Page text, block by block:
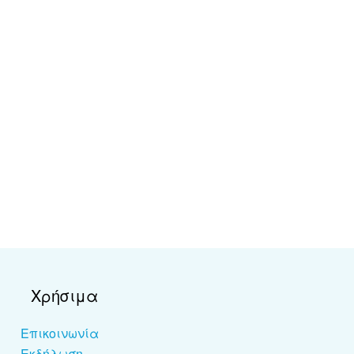
Χρήσιμα
Επικοινωνία